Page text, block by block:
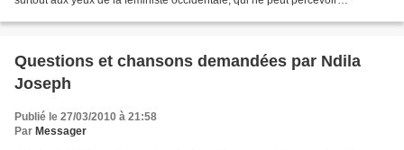
Questions et chansons demandées par Ndila
Joseph
Publié le 27/03/2010 à 21:58
Par Messager